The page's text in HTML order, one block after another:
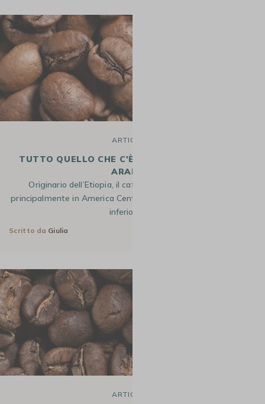
ARTICOLO
TUTTO QUELLO CHE C'È DA SAPERE SUL CAFFÈ
ARABICA
Originario dell’Etiopia, il caffè arabica è oggi coltivato
principalmente in America Centrale e del Sud. Con un apporto
inferiore di…
Scritto da Giulia
ARTICOLO